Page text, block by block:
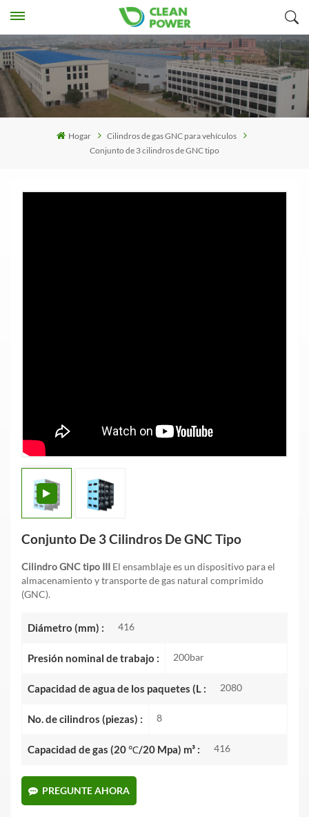
Hogar
Cilindros de gas GNC para vehículos
Conjunto de 3 cilindros de GNC tipo
Conjunto De 3 Cilindros De GNC Tipo
Cilindro GNC tipo III El ensamblaje es un dispositivo para el
almacenamiento y transporte de gas natural comprimido
(GNC).
Diámetro (mm) : 416
Presión nominal de trabajo : 200bar
Capacidad de agua de los paquetes (L : 2080
No. de cilindros (piezas) : 8
Capacidad de gas (20 ℃/20 Mpa) m³ : 416
PREGUNTE AHORA